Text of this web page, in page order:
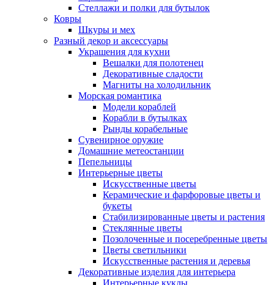
Стеллажи и полки для бутылок
Ковры
Шкуры и мех
Разный декор и аксессуары
Украшения для кухни
Вешалки для полотенец
Декоративные сладости
Магниты на холодильник
Морская романтика
Модели кораблей
Корабли в бутылках
Рынды корабельные
Сувенирное оружие
Домашние метеостанции
Пепельницы
Интерьерные цветы
Искусственные цветы
Керамические и фарфоровые цветы и
букеты
Стабилизированные цветы и растения
Стеклянные цветы
Позолоченные и посеребренные цветы
Цветы светильники
Искусственные растения и деревья
Декоративные изделия для интерьера
Интерьерные куклы